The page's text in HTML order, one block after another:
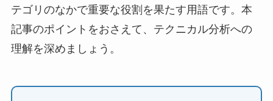
テゴリのなかで重要な役割を果たす用語です。本
記事のポイントをおさえて、テクニカル分析への
理解を深めましょう。